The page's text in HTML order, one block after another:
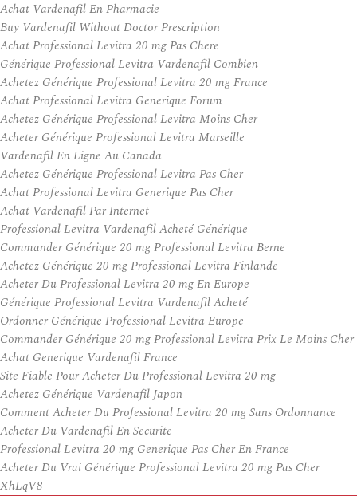
Achat Vardenafil En Pharmacie
Buy Vardenafil Without Doctor Prescription
Achat Professional Levitra 20 mg Pas Chere
Générique Professional Levitra Vardenafil Combien
Achetez Générique Professional Levitra 20 mg France
Achat Professional Levitra Generique Forum
Achetez Générique Professional Levitra Moins Cher
Acheter Générique Professional Levitra Marseille
Vardenafil En Ligne Au Canada
Achetez Générique Professional Levitra Pas Cher
Achat Professional Levitra Generique Pas Cher
Achat Vardenafil Par Internet
Professional Levitra Vardenafil Acheté Générique
Commander Générique 20 mg Professional Levitra Berne
Achetez Générique 20 mg Professional Levitra Finlande
Acheter Du Professional Levitra 20 mg En Europe
Générique Professional Levitra Vardenafil Acheté
Ordonner Générique Professional Levitra Europe
Commander Générique 20 mg Professional Levitra Prix Le Moins Cher
Achat Generique Vardenafil France
Site Fiable Pour Acheter Du Professional Levitra 20 mg
Achetez Générique Vardenafil Japon
Comment Acheter Du Professional Levitra 20 mg Sans Ordonnance
Acheter Du Vardenafil En Securite
Professional Levitra 20 mg Generique Pas Cher En France
Acheter Du Vrai Générique Professional Levitra 20 mg Pas Cher
XhLqV8